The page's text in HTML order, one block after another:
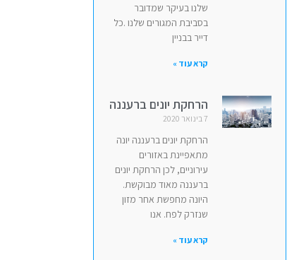
שלנו בעיקר שמדובר
בסביבת המגורים שלנו .כל
דייר בבניין
קרא עוד »
הרחקת יונים ברעננה
7 בינואר 2020
הרחקת יונים ברעננה יונה
מתאפיינת באזורים
עירוניים, לכן הרחקת יונים
ברעננה מאוד מבוקשת.
היונה מחפשת אחר מזון
שנזרק לפח. אנו
קרא עוד »